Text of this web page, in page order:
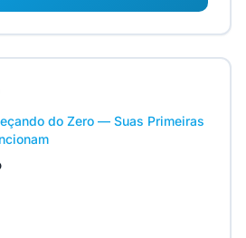
do Zero — Suas Primeiras